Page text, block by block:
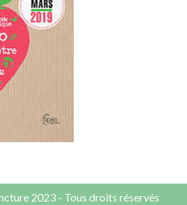
2023 - Tous droits réservés